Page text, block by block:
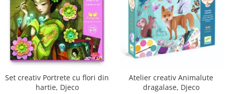
Set creativ Portrete cu flori din
hartie, Djeco
Atelier creativ Animalute
dragalase, Djeco